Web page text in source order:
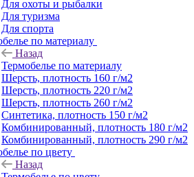
Для охоты и рыбалки
Для туризма
Для спорта
по материалу
Назад
Термобелье по материалу
Шерсть, плотность 160 г/м2
Шерсть, плотность 220 г/м2
Шерсть, плотность 260 г/м2
Синтетика, плотность 150 г/м2
Комбинированный, плотность 180 г/м2
Комбинированный, плотность 290 г/м2
по цвету
Назад